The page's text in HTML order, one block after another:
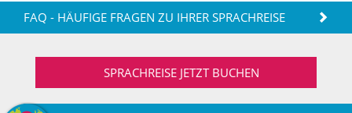
FAQ - HÄUFIGE FRAGEN ZU IHRER SPRACHREISE
SPRACHREISE JETZT BUCHEN